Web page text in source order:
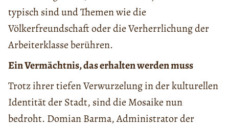
typisch sind und Themen wie die
Völkerfreundschaft oder die Verherrlichung der
Arbeiterklasse berühren.
Ein Vermächtnis, das erhalten werden muss
Trotz ihrer tiefen Verwurzelung in der kulturellen
Identität der Stadt, sind die Mosaike nun
bedroht. Domian Barma, Administrator der